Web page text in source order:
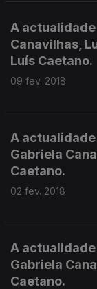
A
Canavilhas,
Luís Caetano.
09 fev. 2018
A actualidade
Gabriela
Caetano.
02 fev. 2018
A actualidade
Gabriela
Caetano.